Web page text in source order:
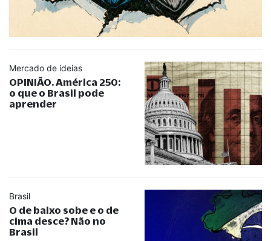
Mercado de ideias
OPINIÃO. América 250:
o que o Brasil pode
aprender
Brasil
O de baixo sobe e o de
cima desce? Não no
Brasil